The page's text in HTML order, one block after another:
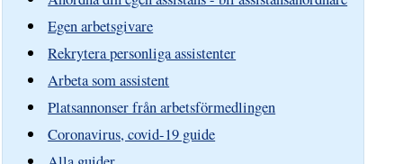
Egen arbetsgivare
Rekrytera personliga assistenter
Arbeta som assistent
Platsannonser från arbetsförmedlingen
Coronavirus, covid-19 guide